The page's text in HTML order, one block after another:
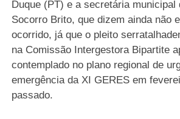
Duque (PT) e a secretária municipal
Socorro Brito, que dizem ainda não
ocorrido, já que o pleito
na Comissão Intergestora Bipartite
contemplado no plano regional de
emergência da XI GERES em
passado.